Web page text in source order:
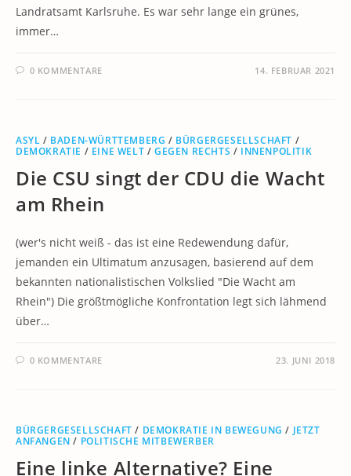
Landratsamt Karlsruhe. Es war sehr lange ein grünes,
immer…
0 KOMMENTARE 14. FEBRUAR 2021
ASYL / BADEN-WÜRTTEMBERG / BÜRGERGESELLSCHAFT /
DEMOKRATIE / EINE WELT /GEGEN RECHTS / INNENPOLITIK
Die CSU singt der CDU die Wacht
am Rhein
(wer's nicht weiß - das ist eine Redewendung dafür,
jemanden ein Ultimatum anzusagen, basierend auf dem
bekannten nationalistischen Volkslied "Die Wacht am
Rhein") Die größtmögliche Konfrontation legt sich lähmend
über…
0 KOMMENTARE 23. JUNI 2018
BÜRGERGESELLSCHAFT / DEMOKRATIE IN BEWEGUNG / JETZT
ANFANGEN / POLITISCHE MITBEWERBER
Eine linke Alternative? Eine